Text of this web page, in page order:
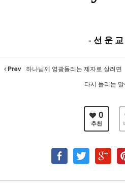
- 선 운 교
Prev 하나님께 영광돌리는 제자로 살려면
다시 들리는
0
추천